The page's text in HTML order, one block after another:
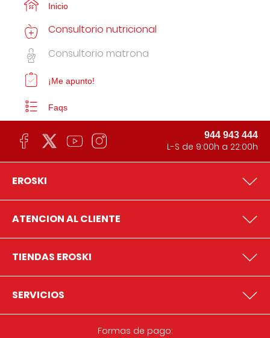
Inicio
Consultorio nutricional
Consultorio matrona
¡Me apunto!
Faqs
944 943 444
L-S de 9:00h a 22:00h
EROSKI
ATENCION AL CLIENTE
TIENDAS EROSKI
SERVICIOS
Formas de pago: